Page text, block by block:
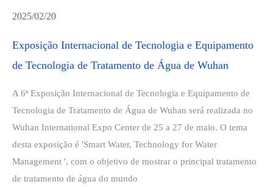
2025/02/20
Exposição Internacional de Tecnologia e Equipamento
de Tecnologia de Tratamento de Água de Wuhan
A 6ª Exposição Internacional de Tecnologia e Equipamento de
Tecnologia de Tratamento de Água de Wuhan será realizada no
Wuhan International Expo Center de 25 a 27 de maio. O tema
desta exposição é 'Smart Water, Technology for Water
Management ', com o objetivo de mostrar o principal tratamento
de tratamento de água do mundo